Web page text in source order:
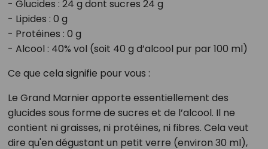
- Glucides : 24 g dont sucres 24 g
- Lipides : 0 g
- Protéines : 0 g
- Alcool : 40% vol (soit 40 g d’alcool pur par 100 ml)
Ce que cela signifie pour vous :
Le Grand Marnier apporte essentiellement des
glucides sous forme de sucres et de l’alcool. Il ne
contient ni graisses, ni protéines, ni fibres. Cela veut
dire qu'en dégustant un petit verre (environ 30 ml),